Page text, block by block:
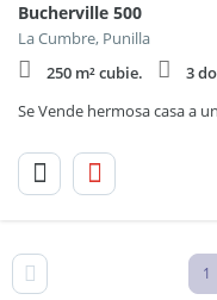
Bucherville 500
La Cumbre, Punilla
250 m² cubie.
3
Se Vende hermosa casa a
1